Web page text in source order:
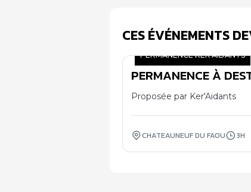
CES ÉVÉNEMENTS
09
10
PERMANENCE KER'AIDANTS
PERMANENCE À
Proposée par Ker'Aidants
CHATEAUNEUF DU FAOU 3H